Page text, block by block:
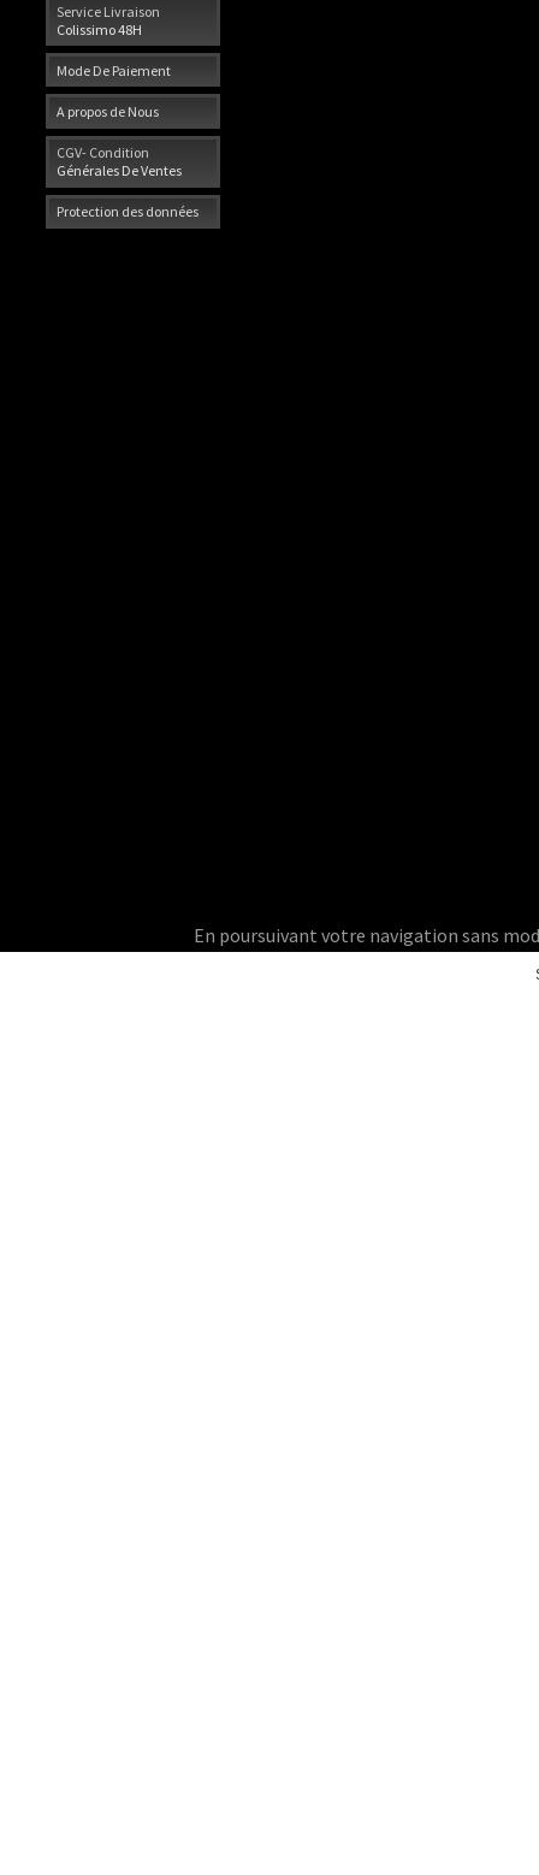
Service Livraison
Colissimo 48H
Mode De Paiement
A propos de Nous
CGV- Condition
Générales De Ventes
Protection des données
En poursuivant votre navigation sans